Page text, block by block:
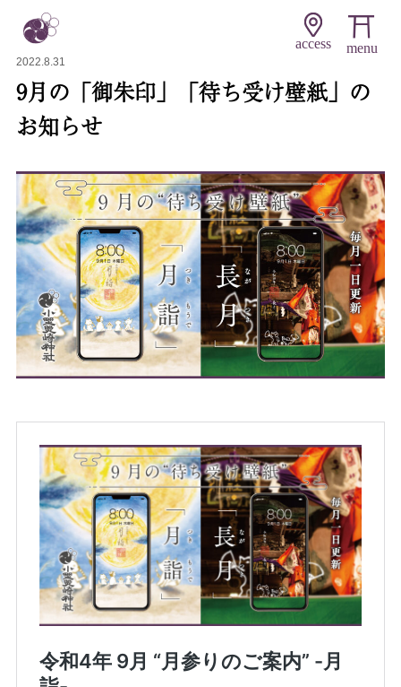
access
2022.8.31
9月の「御朱印」「待ち受け壁紙」の
お知らせ